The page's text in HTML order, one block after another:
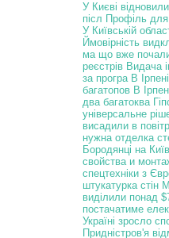
У Києві
післ Профіль для
У Київській
Ймовірність
ма що вже
реєстрів Видача
за програ В
багатопов В
два багатоква
універсальне
висадили в
нужна отделка
Бородянці на
свойства и
спецтехніки з
штукатурка стін
виділили понад
постачатиме
Україні зросло
Придністров'я